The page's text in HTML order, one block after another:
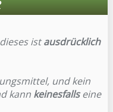
istausdrücklich
und kein
kann keinesfallseine